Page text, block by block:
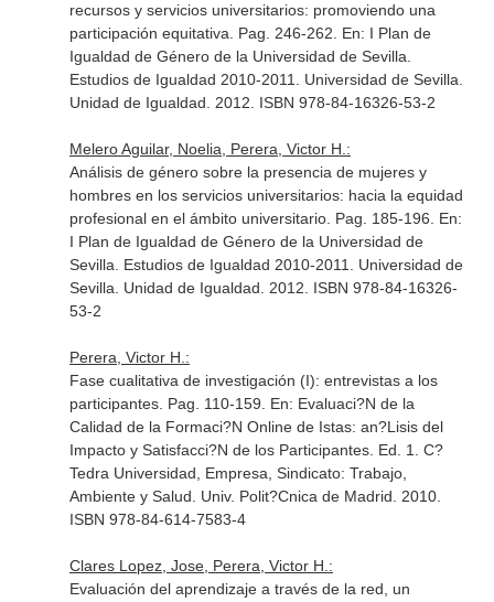
recursos y servicios universitarios: promoviendo una
participación equitativa. Pag. 246-262. En: I Plan de
Igualdad de Género de la Universidad de Sevilla.
Estudios de Igualdad 2010-2011
. Universidad de Sevilla.
Unidad de Igualdad. 2012. ISBN 978-84-16326-53-2
Melero Aguilar, Noelia, Perera, Victor H.:
Análisis de género sobre la presencia de mujeres y
hombres en los servicios universitarios: hacia la equidad
profesional en el ámbito universitario. Pag. 185-196. En:
I Plan de Igualdad de Género de la Universidad de
Sevilla. Estudios de Igualdad 2010-2011
. Universidad de
Sevilla. Unidad de Igualdad. 2012. ISBN 978-84-16326-
53-2
Perera, Victor H.:
Fase cualitativa de investigación (I): entrevistas a los
participantes. Pag. 110-159. En: Evaluaci?N de la
Calidad de la Formaci?N Online de Istas: an?Lisis del
Impacto y Satisfacci?N de los Participantes. Ed. 1. C?
Tedra Universidad, Empresa, Sindicato: Trabajo,
Ambiente y Salud. Univ. Polit?Cnica de Madrid. 2010.
ISBN 978-84-614-7583-4
Clares Lopez, Jose, Perera, Victor H.:
Evaluación del aprendizaje a través de la red, un